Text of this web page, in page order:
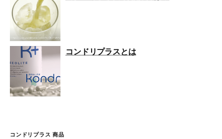
コンドリプラスとは
コンドリプラス 商品